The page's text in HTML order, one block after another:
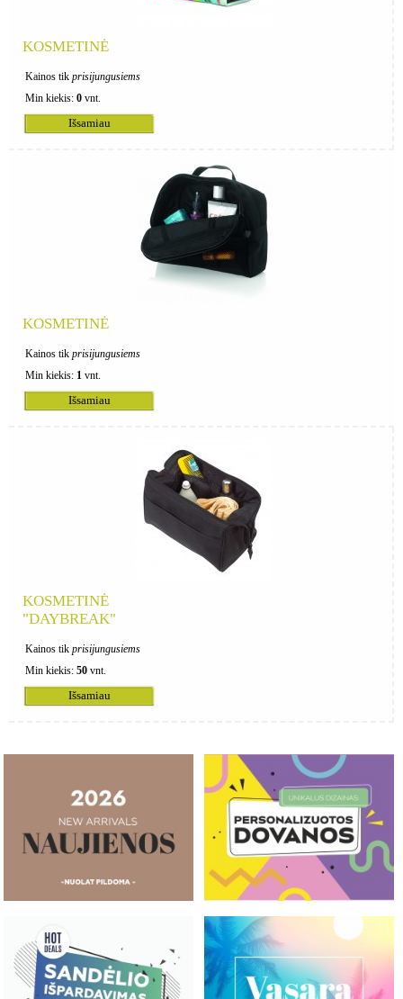
KOSMETINĖ
Kainos tik prisijungusiems
Min kiekis: 0 vnt.
Išsamiau
KOSMETINĖ
Kainos tik prisijungusiems
Min kiekis: 1 vnt.
Išsamiau
KOSMETINĖ
"DAYBREAK"
Kainos tik prisijungusiems
Min kiekis: 50 vnt.
Išsamiau